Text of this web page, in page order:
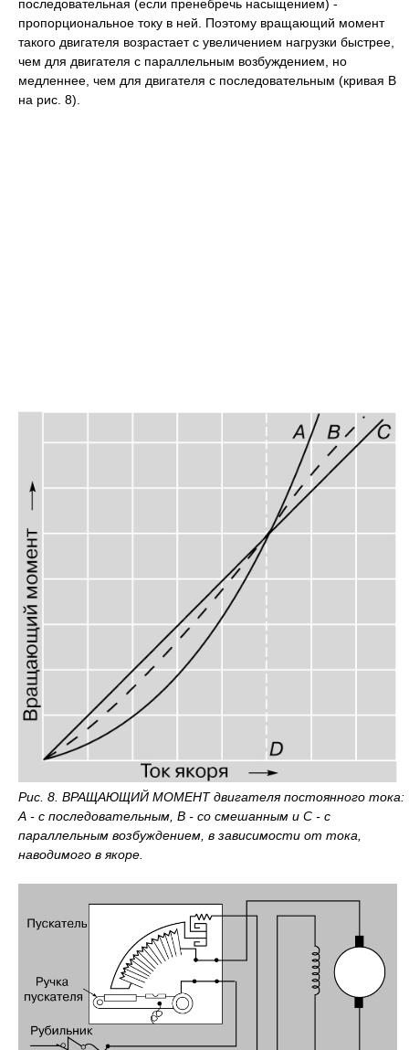
последовательная (если пренебречь насыщением) -
пропорциональное току в ней. Поэтому вращающий момент
такого двигателя возрастает с увеличением нагрузки быстрее,
чем для двигателя с параллельным возбуждением, но
медленнее, чем для двигателя с последовательным (кривая В
на рис. 8).
Рис. 8. ВРАЩАЮЩИЙ МОМЕНТ двигателя постоянного тока:
А - с последовательным, В - со смешанным и С - с
параллельным возбуждением, в зависимости от тока,
наводимого в якоре.